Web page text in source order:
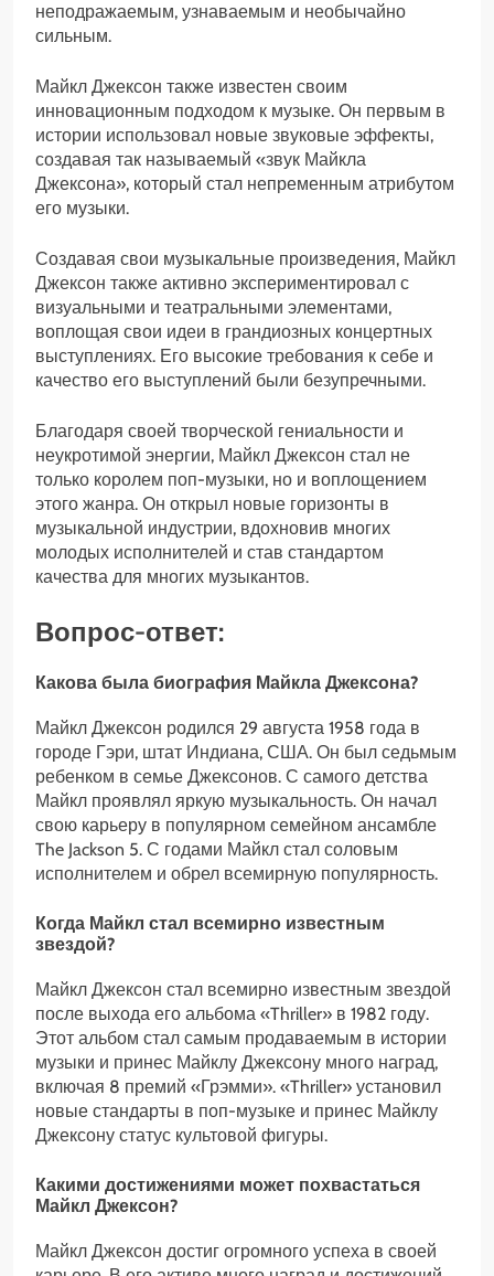
неподражаемым, узнаваемым и необычайно
сильным.
Майкл Джексон также известен своим
инновационным подходом к музыке. Он первым в
истории использовал новые звуковые эффекты,
создавая так называемый «звук Майкла
Джексона», который стал непременным атрибутом
его музыки.
Создавая свои музыкальные произведения, Майкл
Джексон также активно экспериментировал с
визуальными и театральными элементами,
воплощая свои идеи в грандиозных концертных
выступлениях. Его высокие требования к себе и
качество его выступлений были безупречными.
Благодаря своей творческой гениальности и
неукротимой энергии, Майкл Джексон стал не
только королем поп-музыки, но и воплощением
этого жанра. Он открыл новые горизонты в
музыкальной индустрии, вдохновив многих
молодых исполнителей и став стандартом
качества для многих музыкантов.
Вопрос-ответ:
Какова была биография Майкла Джексона?
Майкл Джексон родился 29 августа 1958 года в
городе Гэри, штат Индиана, США. Он был седьмым
ребенком в семье Джексонов. С самого детства
Майкл проявлял яркую музыкальность. Он начал
свою карьеру в популярном семейном ансамбле
The Jackson 5. С годами Майкл стал соловым
исполнителем и обрел всемирную популярность.
Когда Майкл стал всемирно известным
звездой?
Майкл Джексон стал всемирно известным звездой
после выхода его альбома «Thriller» в 1982 году.
Этот альбом стал самым продаваемым в истории
музыки и принес Майклу Джексону много наград,
включая 8 премий «Грэмми». «Thriller» установил
новые стандарты в поп-музыке и принес Майклу
Джексону статус культовой фигуры.
Какими достижениями может похвастаться
Майкл Джексон?
Майкл Джексон достиг огромного успеха в своей